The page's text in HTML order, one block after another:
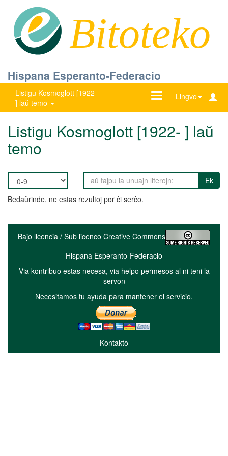
Bitoteko
Hispana Esperanto-Federacio
Listigu Kosmoglott [1922-
] laŭ temo
Lingvo
Ŝanĝu
Listigu Kosmoglott [1922- ] laŭ
temo
Ek
Bedaŭrinde, ne estas rezultoj por ĉi serĉo.
Bajo licencia / Sub licenco Creative Commons
Hispana Esperanto-Federacio
Via kontribuo estas necesa, via helpo permesos al ni teni la
servon
Necesitamos tu ayuda para mantener el servicio.
Kontakto